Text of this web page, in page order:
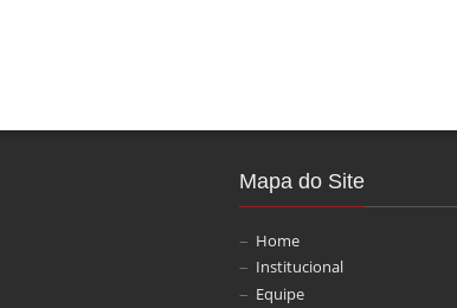
Mapa do Site
Home
Institucional
Equipe